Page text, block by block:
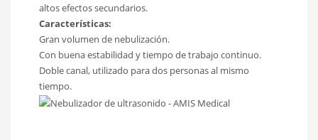
altos efectos secundarios.
Características:
Gran volumen de nebulización.
Con buena estabilidad y tiempo de trabajo continuo.
Doble canal, utilizado para dos personas al mismo
tiempo.